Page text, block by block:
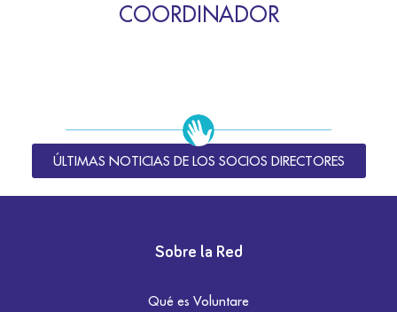
COORDINADOR
ÚLTIMAS NOTICIAS DE LOS SOCIOS DIRECTORES
Sobre la Red
Qué es Voluntare